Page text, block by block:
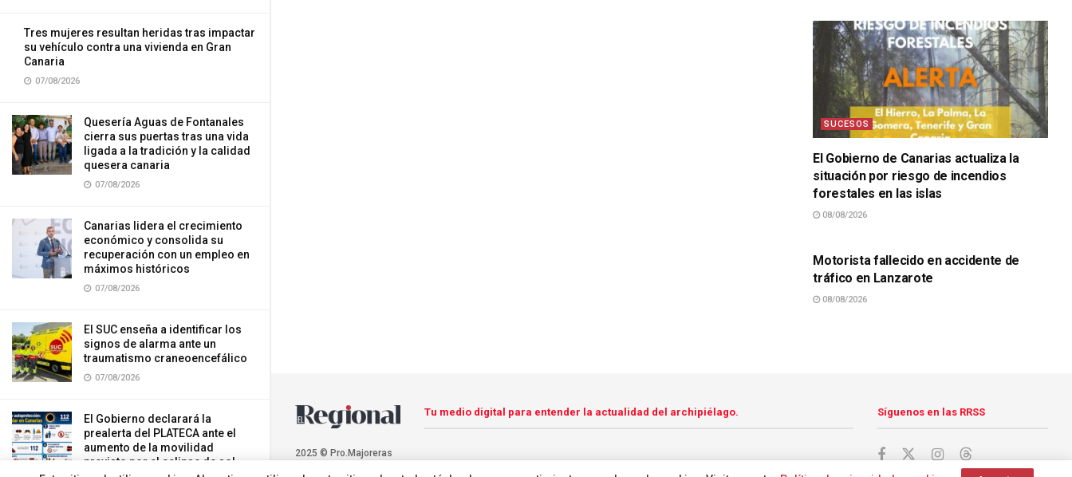
Tres mujeres resultan heridas tras impactar
su vehículo contra una vivienda en Gran
Canaria
07/08/2026
Quesería Aguas de Fontanales
cierra sus puertas tras una vida
ligada a la tradición y la calidad
quesera canaria
07/08/2026
Canarias lidera el crecimiento
económico y consolida su
recuperación con un empleo en
máximos históricos
07/08/2026
El SUC enseña a identificar los
signos de alarma ante un
traumatismo craneoencefálico
07/08/2026
El Gobierno declarará la
prealerta del PLATECA ante el
aumento de la movilidad
previsto por el eclipse de sol
SUCESOS
El Gobierno de Canarias actualiza la
situación por riesgo de incendios
forestales en las islas
08/08/2026
Motorista fallecido en accidente de
tráfico en Lanzarote
08/08/2026
2025 © Pro.Majoreras
Tu medio digital para entender la actualidad del archipiélago. Síguenos en las RRSS